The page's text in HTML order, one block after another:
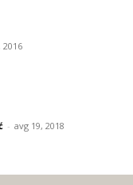
2016
- avg 19, 2018